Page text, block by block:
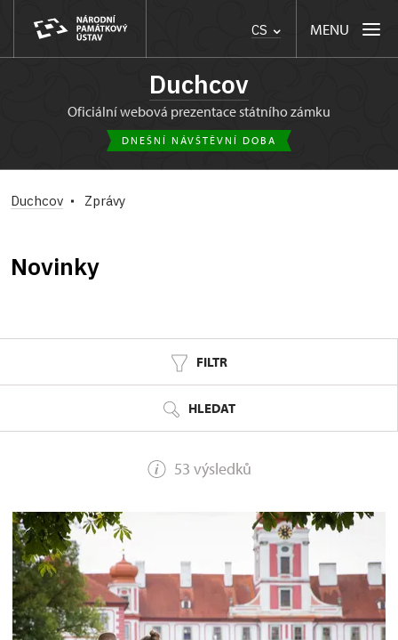
CS MENU
Duchcov
oficiální webová prezentace státního zámku
DNEŠNÍ NÁVŠTĚVNÍ DOBA
Duchcov Zprávy
Novinky
FILTR
HLEDAT
53 výsledků